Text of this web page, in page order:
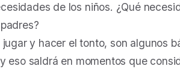
de los niños. ¿Qué
y hacer el tonto, son algunos
eso saldrá en momentos que